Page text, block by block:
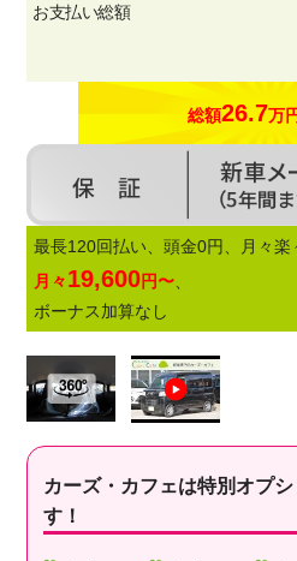
お支払い総額
総額26.7万
最長120回払い、頭金0円、月々楽
月々19,600円〜、
ボーナス加算なし
カーズ・カフェは特別オプ
す！